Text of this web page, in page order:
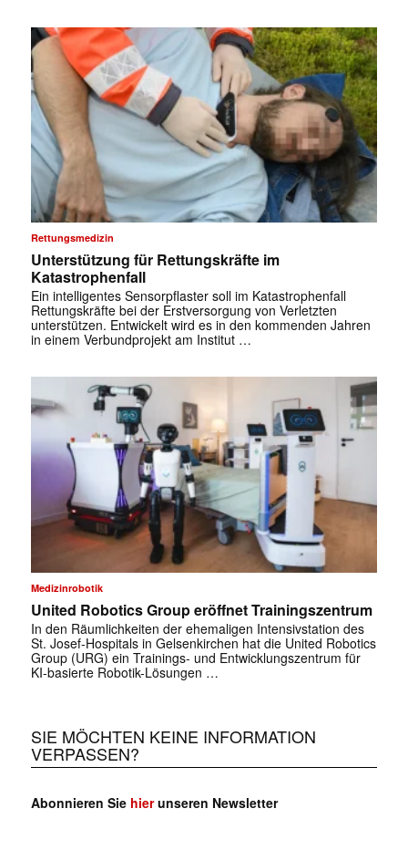
Rettungsmedizin
Unterstützung für Rettungskräfte im
Katastrophenfall
Ein intelligentes Sensorpflaster soll im Katastrophenfall
Rettungskräfte bei der Erstversorgung von Verletzten
unterstützen. Entwickelt wird es in den kommenden Jahren
in einem Verbundprojekt am Institut …
Medizinrobotik
United Robotics Group eröffnet Trainingszentrum
In den Räumlichkeiten der ehemaligen Intensivstation des
St. Josef-Hospitals in Gelsenkirchen hat die United Robotics
Group (URG) ein Trainings- und Entwicklungszentrum für
KI-basierte Robotik-Lösungen …
SIE MÖCHTEN KEINE INFORMATION
VERPASSEN?
Abonnieren Sie hierunseren Newsletter